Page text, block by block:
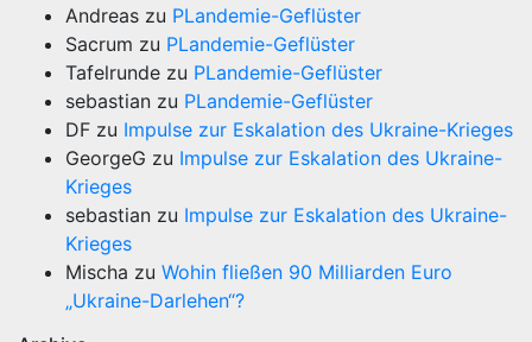
Andreas zu PLandemie-Geflüster
Sacrum zu PLandemie-Geflüster
Tafelrunde zu PLandemie-Geflüster
sebastian zu PLandemie-Geflüster
DF zu Impulse zur Eskalation des Ukraine-Krieges
GeorgeG zu Impulse zur Eskalation des Ukraine-
Krieges
sebastian zu Impulse zur Eskalation des Ukraine-
Krieges
Mischa zu Wohin fließen 90 Milliarden Euro
„Ukraine-Darlehen“?